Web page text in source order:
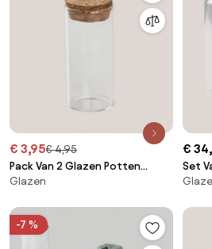
€ 3,95€ 4,95
Pack Van 2 Glazen Potten
Launun Ø4,7 Cm - ↑10 Cm -
Glazen
€
Set
-7 %